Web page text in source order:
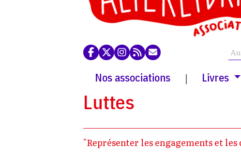
Nos associations | Livres
Luttes
"Représenter les engagements et